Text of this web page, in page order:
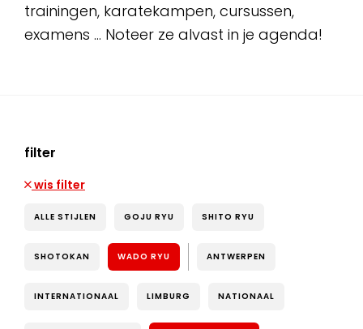
trainingen, karatekampen, cursussen,
examens … Noteer ze alvast in je agenda!
filter
wis filter
ALLE STIJLEN GOJU RYU SHITO RYU
SHOTOKAN WADO RYU ANTWERPEN
INTERNATIONAAL LIMBURG NATIONAAL